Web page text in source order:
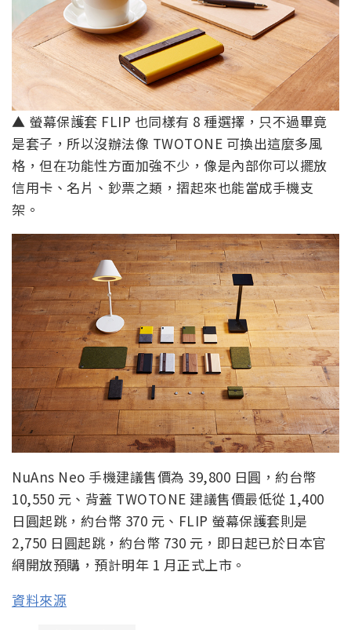
▲ 螢幕保護套 FLIP 也同樣有 8 種選擇，只不過畢竟
是套子，所以沒辦法像 TWOTONE 可換出這麼多風
格，但在功能性方面加強不少，像是內部你可以擺放
信用卡、名片、鈔票之類，摺起來也能當成手機支
架。
NuAns Neo 手機建議售價為 39,800 日圓，約台幣
10,550 元、背蓋 TWOTONE 建議售價最低從 1,400
日圓起跳，約台幣 370 元、FLIP 螢幕保護套則是
2,750 日圓起跳，約台幣 730 元，即日起已於日本官
網開放預購，預計明年 1 月正式上市。
資料來源